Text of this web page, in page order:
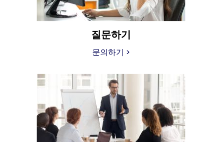
질문하기
문의하기 >